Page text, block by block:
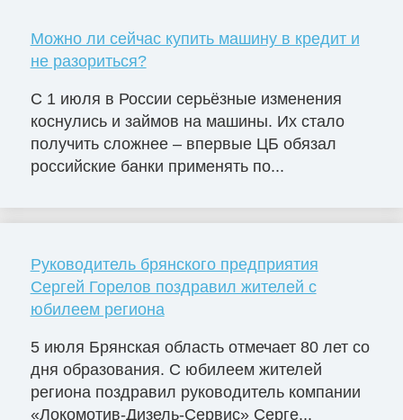
Можно ли сейчас купить машину в кредит и
не разориться?
С 1 июля в России серьёзные изменения
коснулись и займов на машины. Их стало
получить сложнее – впервые ЦБ обязал
российские банки применять по...
Руководитель брянского предприятия
Сергей Горелов поздравил жителей с
юбилеем региона
5 июля Брянская область отмечает 80 лет со
дня образования. С юбилеем жителей
региона поздравил руководитель компании
«Локомотив-Дизель-Сервис» Серге...